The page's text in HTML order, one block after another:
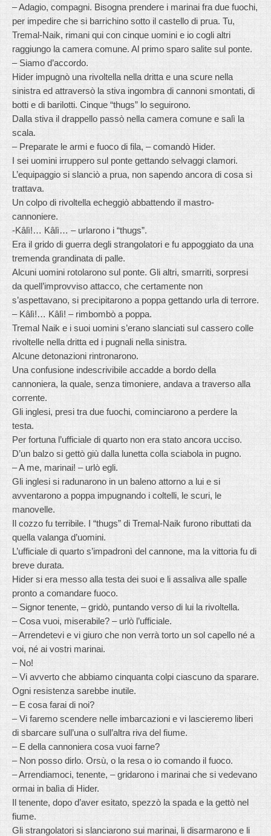
– Adagio, compagni. Bisogna prendere i marinai fra due fuochi,
per impedire che si barrichino sotto il castello di prua. Tu,
Tremal-Naik, rimani qui con cinque uomini e io cogli altri
raggiungo la camera comune. Al primo sparo salite sul ponte.
– Siamo d’accordo.
Hider impugnò una rivoltella nella dritta e una scure nella
sinistra ed attraversò la stiva ingombra di cannoni smontati, di
botti e di barilotti. Cinque “thugs” lo seguirono.
Dalla stiva il drappello passò nella camera comune e salì la
scala.
– Preparate le armi e fuoco di fila, – comandò Hider.
I sei uomini irruppero sul ponte gettando selvaggi clamori.
L’equipaggio si slanciò a prua, non sapendo ancora di cosa si
trattava.
Un colpo di rivoltella echeggiò abbattendo il mastro-
cannoniere.
-Kâlì!… Kâlì… – urlarono i “thugs”.
Era il grido di guerra degli strangolatori e fu appoggiato da una
tremenda grandinata di palle.
Alcuni uomini rotolarono sul ponte. Gli altri, smarriti, sorpresi
da quell’improvviso attacco, che certamente non
s’aspettavano, si precipitarono a poppa gettando urla di terrore.
– Kâlì!… Kâlì! – rimbombò a poppa.
Tremal Naik e i suoi uomini s’erano slanciati sul cassero colle
rivoltelle nella dritta ed i pugnali nella sinistra.
Alcune detonazioni rintronarono.
Una confusione indescrivibile accadde a bordo della
cannoniera, la quale, senza timoniere, andava a traverso alla
corrente.
Gli inglesi, presi tra due fuochi, cominciarono a perdere la
testa.
Per fortuna l’ufficiale di quarto non era stato ancora ucciso.
D’un balzo si gettò giù dalla lunetta colla sciabola in pugno.
– A me, marinai! – urlò egli.
Gli inglesi si radunarono in un baleno attorno a lui e si
avventarono a poppa impugnando i coltelli, le scuri, le
manovelle.
Il cozzo fu terribile. I “thugs” di Tremal-Naik furono ributtati da
quella valanga d’uomini.
L’ufficiale di quarto s’impadronì del cannone, ma la vittoria fu di
breve durata.
Hider si era messo alla testa dei suoi e li assaliva alle spalle
pronto a comandare fuoco.
– Signor tenente, – gridò, puntando verso di lui la rivoltella.
– Cosa vuoi, miserabile? – urlò l’ufficiale.
– Arrendetevi e vi giuro che non verrà torto un sol capello né a
voi, né ai vostri marinai.
– No!
– Vi avverto che abbiamo cinquanta colpi ciascuno da sparare.
Ogni resistenza sarebbe inutile.
– E cosa farai di noi?
– Vi faremo scendere nelle imbarcazioni e vi lascieremo liberi
di sbarcare sull’una o sull’altra riva del fiume.
– E della cannoniera cosa vuoi farne?
– Non posso dirlo. Orsù, o la resa o io comando il fuoco.
– Arrendiamoci, tenente, – gridarono i marinai che si vedevano
ormai in balìa di Hider.
Il tenente, dopo d’aver esitato, spezzò la spada e la gettò nel
fiume.
Gli strangolatori si slanciarono sui marinai, li disarmarono e li